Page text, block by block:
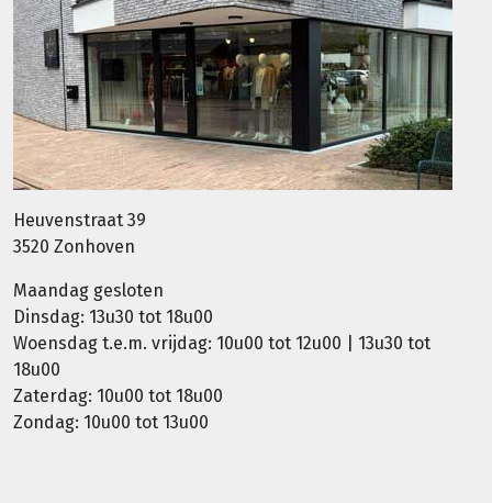
Heuvenstraat 39
3520 Zonhoven
Maandag gesloten
Dinsdag: 13u30 tot 18u00
Woensdag t.e.m. vrijdag: 10u00 tot 12u00 | 13u30 tot
18u00
Zaterdag: 10u00 tot 18u00
Zondag: 10u00 tot 13u00